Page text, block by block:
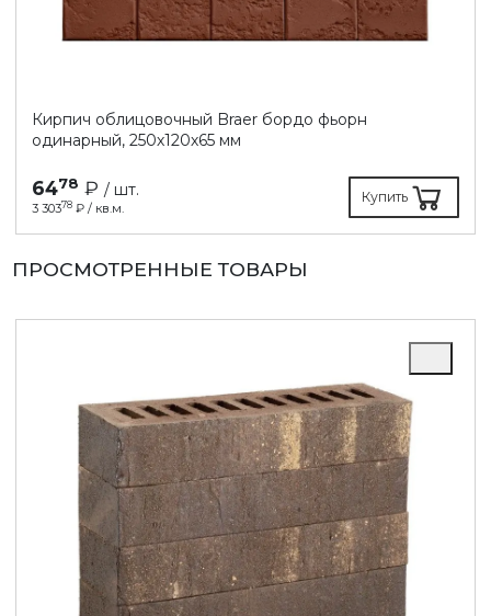
Кирпич облицовочный Braer бордо фьорн
одинарный, 250х120х65 мм
6478 ₽ / шт.
3 30378 ₽ / кв.м.
Купить
ПРОСМОТРЕННЫЕ ТОВАРЫ